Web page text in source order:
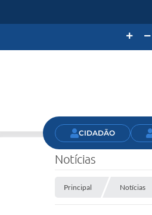
CIDADÃO
Notícias
Principal Notícias